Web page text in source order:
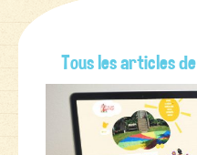
Tous les articles de